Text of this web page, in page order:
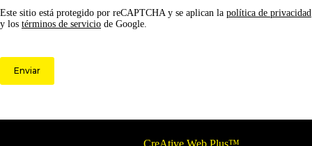
Este sitio está protegido por reCAPTCHA y se aplican la política de privacidad
y los términos de servicio de Google.
Enviar
Optimizado porCreAtive Web Plus™